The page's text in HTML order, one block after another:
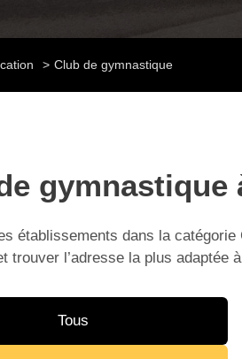
Club de gymnastique
gymnastique
établissements dans la
trouver l’adresse la plus adaptée
Tous